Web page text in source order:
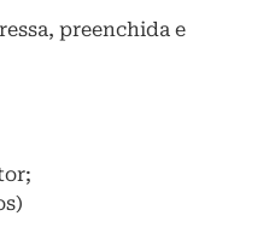
preenchida e